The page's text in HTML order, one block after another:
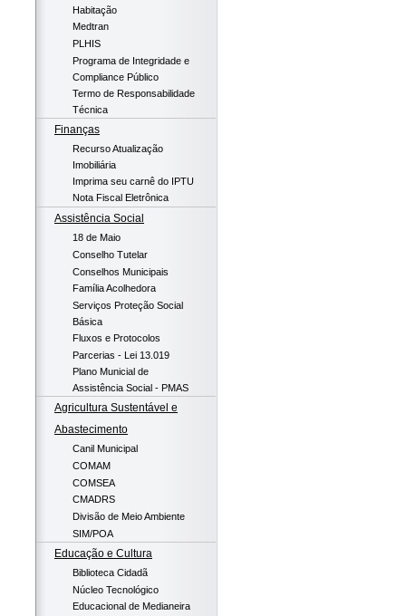
Habitação
Medtran
PLHIS
Programa de Integridade e
Compliance Público
Termo de Responsabilidade
Técnica
Finanças
Recurso Atualização
Imobiliária
Imprima seu carnê do IPTU
Nota Fiscal Eletrônica
Assistência Social
18 de Maio
Conselho Tutelar
Conselhos Municipais
Família Acolhedora
Serviços Proteção Social
Básica
Fluxos e Protocolos
Parcerias - Lei 13.019
Plano Municial de
Assistência Social - PMAS
Agricultura Sustentável e
Abastecimento
Canil Municipal
COMAM
COMSEA
CMADRS
Divisão de Meio Ambiente
SIM/POA
Educação e Cultura
Biblioteca Cidadã
Núcleo Tecnológico
Educacional de Medianeira